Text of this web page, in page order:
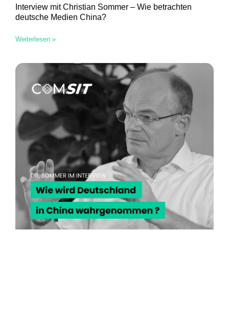
Interview mit Christian Sommer – Wie betrachten
deutsche Medien China?
Weiterlesen »